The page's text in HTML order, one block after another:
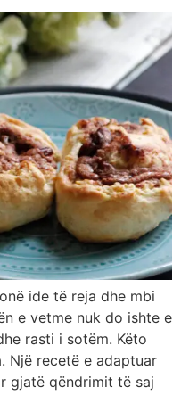
ide të reja dhe mbi
e vetme nuk do ishte e
rasti i sotëm. Këto
Një recetë e adaptuar
gjatë qëndrimit të saj